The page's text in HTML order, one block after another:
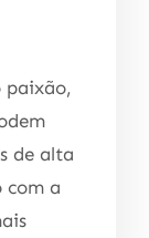
paixão,
de alta
com a